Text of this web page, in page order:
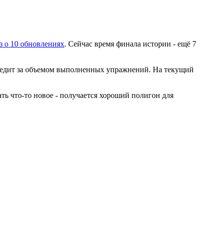
о 10 обновлениях. Сейчас время финала истории - ещё 7
за объемом выполненных упражнений. На текущий
что-то новое - получается хороший полигон для